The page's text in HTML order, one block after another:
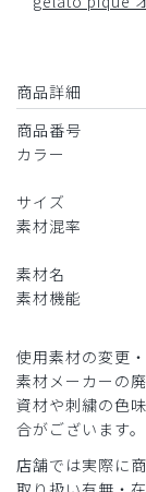
商品詳細
商品番号
カラー
サイズ
素材混率
素材名
素材機能
使用素材の変更
素材メーカーの
資材や刺繍の色
合がございます。
店舗では実際に